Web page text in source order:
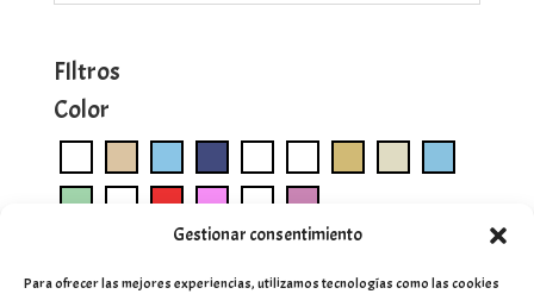
Gestionar consentimiento
Para ofrecer las mejores experiencias, utilizamos tecnologías como las cookies
FIltros
Color